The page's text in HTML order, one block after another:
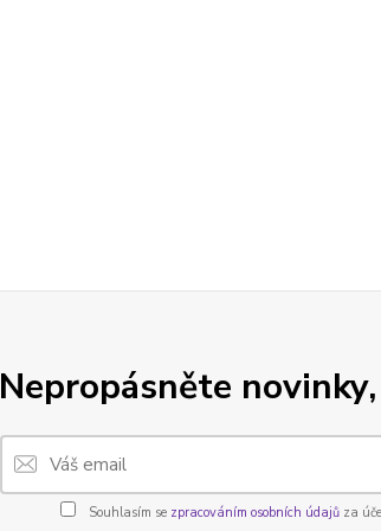
Nepropásněte
Souhlasím se zpracováním osobních údajůza